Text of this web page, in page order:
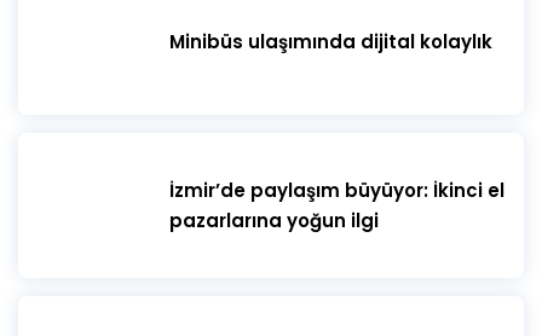
Minibüs ulaşımında dijital kolaylık
İzmir’de paylaşım büyüyor: İkinci el
pazarlarına yoğun ilgi